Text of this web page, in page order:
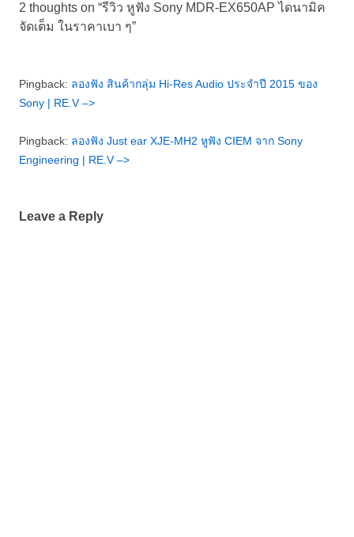
2 thoughts on “รีวิว หูฟัง Sony MDR-EX650AP ไดนามิค
จัดเต็ม ในราคาเบา ๆ”
Pingback: ลองฟัง สินค้ากลุ่ม Hi-Res Audio ประจำปี 2015 ของ
Sony | RE.V –>
Pingback: ลองฟัง Just ear XJE-MH2 หูฟัง CIEM จาก Sony
Engineering | RE.V –>
Leave a Reply